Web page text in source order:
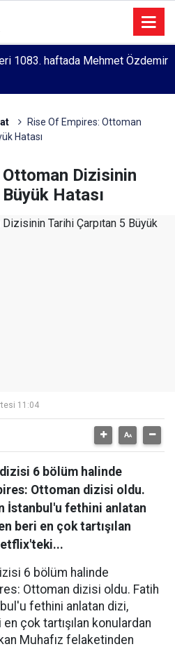
1083. haftada Mehmet Özdemir
Rise Of Empires: Ottoman
Hatası
Dizisinin
Hatası
11:04
6 bölüm halinde
Ottoman dizisi oldu.
İstanbul'u fethini anlatan
beri en çok tartışılan
6 bölüm halinde
Ottoman dizisi oldu. Fatih
fethini anlatan dizi,
en çok tartışılan konulardan
Muhafız felaketinden